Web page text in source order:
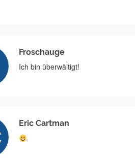
Froschauge
Ich bin überwältigt!
Eric Cartman